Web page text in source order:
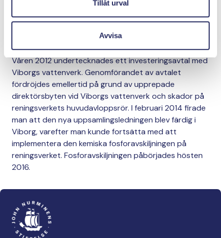
Tillåt urval
Avvisa
effektivering av fosforavskiljningen vid Viborgs
Våren 2012 undertecknades ett investeringsavtal med
Viborgs vattenverk. Genomförandet av avtalet
fördröjdes emellertid på grund av upprepade
direktörsbyten vid Viborgs vattenverk och skador på
reningsverkets huvudavloppsrör. I februari 2014 firade
man att den nya uppsamlingsledningen blev färdig i
Viborg, varefter man kunde fortsätta med att
implementera den kemiska fosforavskiljningen på
reningsverket. Fosforavskiljningen påbörjades hösten
2016.